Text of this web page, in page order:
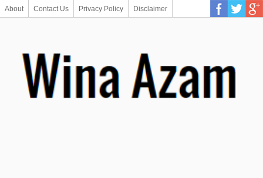
About Contact Us Privacy Policy Disclaimer